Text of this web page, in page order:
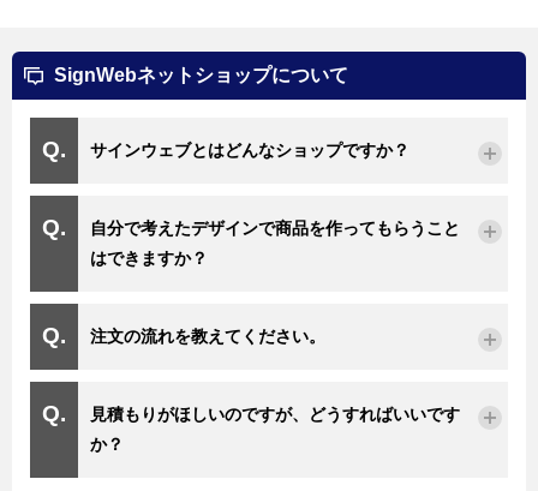
SignWebネットショップについて
サインウェブとはどんなショップですか？
自分で考えたデザインで商品を作ってもらうこと
はできますか？
注文の流れを教えてください。
見積もりがほしいのですが、どうすればいいです
か？